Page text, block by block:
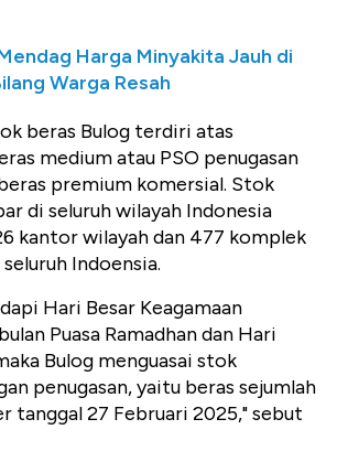
Harga Minyakita Jauh di
Warga Resah
beras Bulog terdiri atas
medium atau PSO penugasan
premium komersial. Stok
di seluruh wilayah Indonesia
kantor wilayah dan 477 komplek
Indoensia.
Hari Besar Keagamaan
Puasa Ramadhan dan Hari
Bulog menguasai stok
penugasan, yaitu beras sejumlah
tanggal 27 Februari 2025," sebut